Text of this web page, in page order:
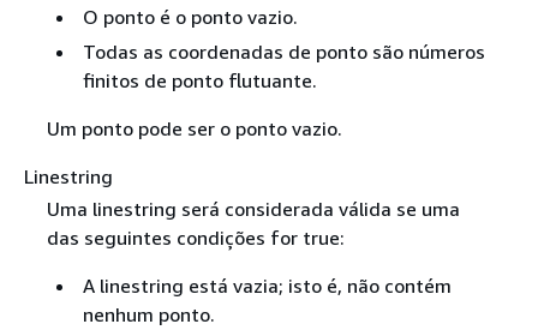
O ponto é o ponto vazio.
Todas as coordenadas de ponto são números
finitos de ponto flutuante.
Um ponto pode ser o ponto vazio.
Linestring
Uma linestring será considerada válida se uma
das seguintes condições for true:
A linestring está vazia; isto é, não contém
nenhum ponto.